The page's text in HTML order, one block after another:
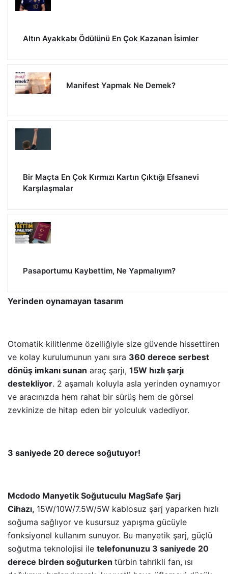
Altın Ayakkabı Ödülünü En Çok Kazanan İsimler
Manifest Yapmak Ne Demek?
Bir Maçta En Çok Kırmızı Kartın Çıktığı Efsanevi
Karşılaşmalar
Pasaportumu Kaybettim, Ne Yapmalıyım?
Yerinden oynamayan tasarım
Otomatik kilitlenme özelliğiyle size güvende hissettiren
ve kolay kurulumunun yanı sıra 360 derece serbest
dönüş imkanı sunan araç şarjı, 15W hızlı şarjı
destekliyor. 2 aşamalı koluyla asla yerinden oynamıyor
ve aracınızda hem rahat bir sürüş hem de görsel
zevkinize de hitap eden bir yolculuk vadediyor.
3 saniyede 20 derece soğutuyor!
Mcdodo Manyetik Soğutuculu MagSafe Şarj
Cihazı, 15W/10W/7.5W/5W kablosuz şarj yaparken hızlı
soğuma sağlıyor ve kusursuz yapışma gücüyle
fonksiyonel kullanım sunuyor. Bu manyetik şarj, güçlü
soğutma teknolojisi ile telefonunuzu 3 saniyede 20
derece birden soğuturken türbin tahrikli fan, ısı